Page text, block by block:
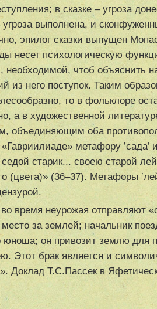
в сказке – угроза
выполнена, и
эпилог сказки выпущен
несет психологическую
необходимой, чтоб объяснить
из него поступок. Таким
то в фольклоре
а в художественной
объединяющим оба
метафору ‛сада’
седой старик... своею старой
(цвета)» (36–37). Метафоры ‛
время неурожая отправляют
за землей; начальник
юноша; он привозит землю для
Этот брак является и
Доклад Т.С.Пассек в